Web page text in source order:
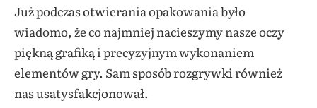
Już podczas otwierania opakowania było
wiadomo, że co najmniej nacieszymy nasze oczy
piękną grafiką i precyzyjnym wykonaniem
elementów gry. Sam sposób rozgrywki również
nas usatysfakcjonował.